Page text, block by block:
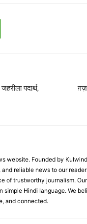
पदार्थ,
website. Founded by
reliable news to our
of trustworthy journalism.
Hindi language. We
and connected.